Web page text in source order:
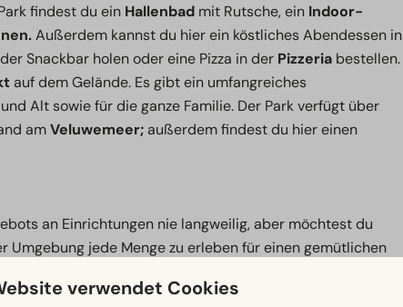
findest du ein Hallenbad mit Rutsche, ein Indoor-
Außerdem kannst du hier ein köstliches Abendessen in
Snackbar holen oder eine Pizza in der Pizzeria bestellen.
auf dem Gelände. Es gibt ein umfangreiches
Alt sowie für die ganze Familie. Der Park verfügt über
amVeluwemeer;außerdem findest du hier einen
an Einrichtungen nie langweilig, aber möchtest du
Umgebung jede Menge zu erleben für einen gemütlichen
auf den
die gemütlichenHansestädte Elburg
verwendet Cookies